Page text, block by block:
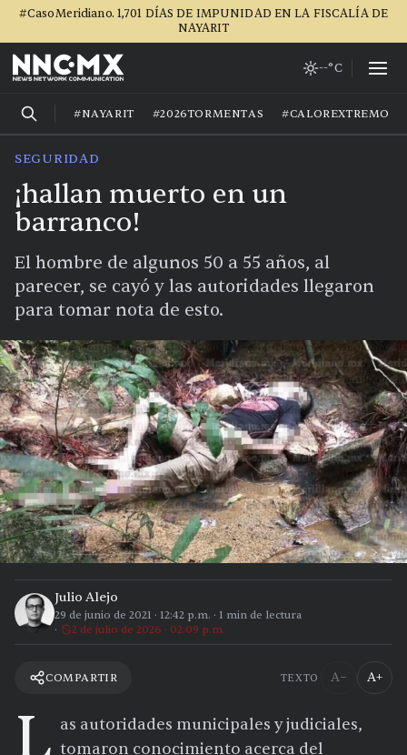
#CasoMeridiano. 1,701 DÍAS DE IMPUNIDAD EN LA FISCALÍA DE
NAYARIT
--°C
#NAYARIT #2026TORMENTAS #CALOREXTREMO
SEGURIDAD
¡hallan muerto en un
barranco!
El hombre de algunos 50 a 55 años, al
parecer, se cayó y las autoridades llegaron
para tomar nota de esto.
Julio Alejo
29 de junio de 2021 · 12:42 p.m. · 1 min de lectura
2 de julio de 2026 · 02:09 p.m.
COMPARTIR TEXTO A− A+
L as autoridades municipales y judiciales,
tomaron conocimiento acerca del